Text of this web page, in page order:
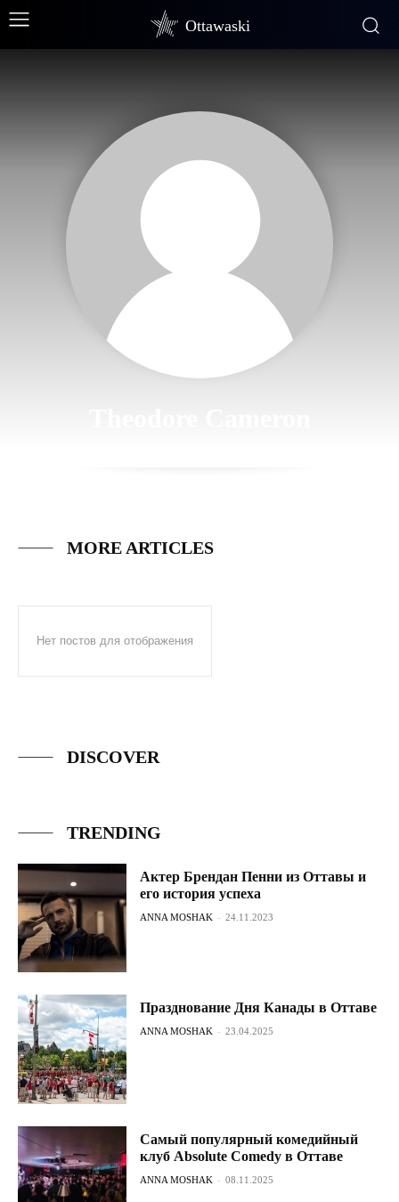
Ottawaski
MORE ARTICLES
Нет постов для отображения
DISCOVER
TRENDING
Актер Брендан Пенни из Оттавы и
его история успеха
ANNA MOSHAK - 24.11.2023
Празднование Дня Канады в Оттаве
ANNA MOSHAK - 23.04.2025
Самый популярный комедийный
клуб Absolute Comedy в Оттаве
ANNA MOSHAK - 08.11.2025